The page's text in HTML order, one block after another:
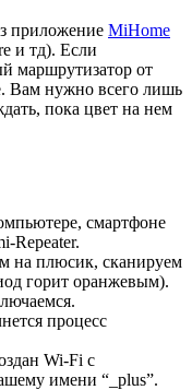
приложение MiHome
и тд). Если
маршрутизатор от
Вам нужно всего лишь
пока цвет на нем
смартфоне
Repeater.
на плюсик, сканируем
горит оранжевым).
процесс
Wi-Fi с
имени “_plus”.